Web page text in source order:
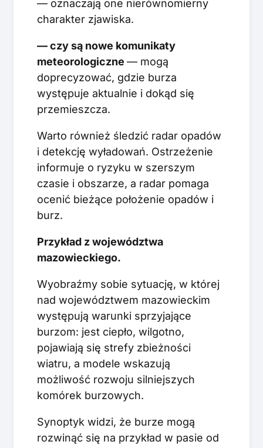
— oznaczają one nierównomierny
charakter zjawiska.
— czy są nowe komunikaty
meteorologiczne — mogą
doprecyzować, gdzie burza
występuje aktualnie i dokąd się
przemieszcza.
Warto również śledzić radar opadów
i detekcję wyładowań. Ostrzeżenie
informuje o ryzyku w szerszym
czasie i obszarze, a radar pomaga
ocenić bieżące położenie opadów i
burz.
Przykład z województwa
mazowieckiego.
Wyobraźmy sobie sytuację, w której
nad województwem mazowieckim
występują warunki sprzyjające
burzom: jest ciepło, wilgotno,
pojawiają się strefy zbieżności
wiatru, a modele wskazują
możliwość rozwoju silniejszych
komórek burzowych.
Synoptyk widzi, że burze mogą
rozwinąć się na przykład w pasie od